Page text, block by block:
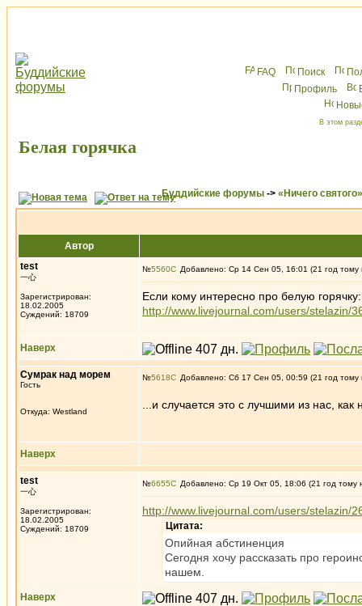
FAQ Поиск
Профиль
В этом
Белая горячка
Буддийские форумы -> «Ничего святого»
Автор
test
一心
Зарегистрирован:
18.02.2005
Суждений: 18709
№5560 Добавлено: Ср 14 Сен 05, 16:01 (21 год тому
Если кому интересно про белую горячку:
http://www.livejournal.com/users/stelazin/
Наверх
Сумрак над морем
Гость
Откуда: Westland
№5618 Добавлено: Сб 17 Сен 05, 00:59 (21 год тому
...и случается это с лучшими из нас, как
Наверх
test
一心
Зарегистрирован:
18.02.2005
Суждений: 18709
№6655 Добавлено: Ср 19 Окт 05, 18:06 (21 год тому
http://www.livejournal.com/users/stelazin/
Цитата:
Опийная абстиненция
Сегодня хочу рассказать про
нашем.
Наверх